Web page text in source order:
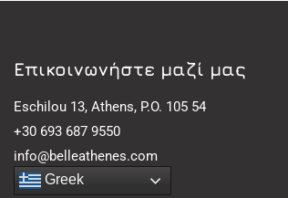
Eπικοινωνήστε μαζί μας
Eschilou 13, Athens, P.O. 105 54
+30 693 687 9550
info@belleathenes.com
Greek